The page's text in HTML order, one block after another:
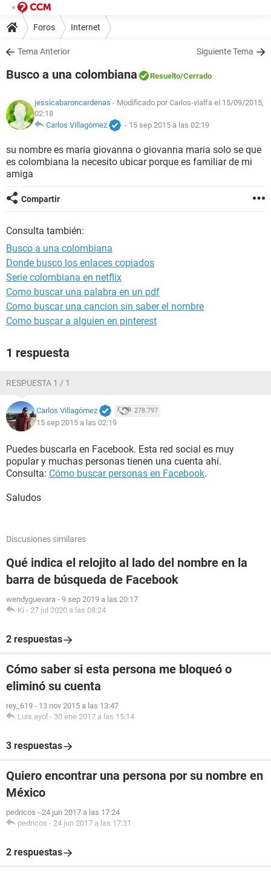
Foros Internet
Tema Anterior Siguiente Tema
Busco a una colombiana Resuelto/Cerrado
jessicabaroncardenas - Modificado por Carlos-vialfa el 15/09/2015,
02:18
Carlos Villagómez
- 15 sep 2015 a las 02:19
su nombre es maria giovanna o giovanna maria solo se que
es colombiana la necesito ubicar porque es familiar de mi
amiga
Compartir
Consulta también:
Busco a una colombiana
Donde busco los enlaces copiados
Serie colombiana en netflix
Como buscar una palabra en un pdf
Como buscar una cancion sin saber el nombre
Como buscar a alguien en pinterest
1 respuesta
RESPUESTA 1 / 1
Carlos Villagómez 278.797
15 sep 2015 a las 02:19
Puedes buscarla en Facebook. Esta red social es muy
popular y muchas personas tienen una cuenta ahí.
Consulta: Cómo buscar personas en Facebook.
Saludos
Discusiones similares
Qué indica el relojito al lado del nombre en la
barra de búsqueda de Facebook
wendyguevara - 9 sep 2019 a las 20:17
Ki - 27 jul 2020 a las 08:24
2 respuestas
Cómo saber si esta persona me bloqueó o
eliminó su cuenta
rey_619 - 13 nov 2015 a las 13:47
Luis ayol - 30 ene 2017 a las 15:14
3 respuestas
Quiero encontrar una persona por su nombre en
México
pedricos - 24 jun 2017 a las 17:24
pedricos - 24 jun 2017 a las 17:31
2 respuestas